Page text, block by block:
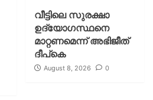
വീട്ടിലെ സുരക്ഷാ
ഉദ്യോഗസ്ഥനെ
മാറ്റണമെന്ന് അഭിജീത്
ദീപ്‌കെ
August 8, 2026 0